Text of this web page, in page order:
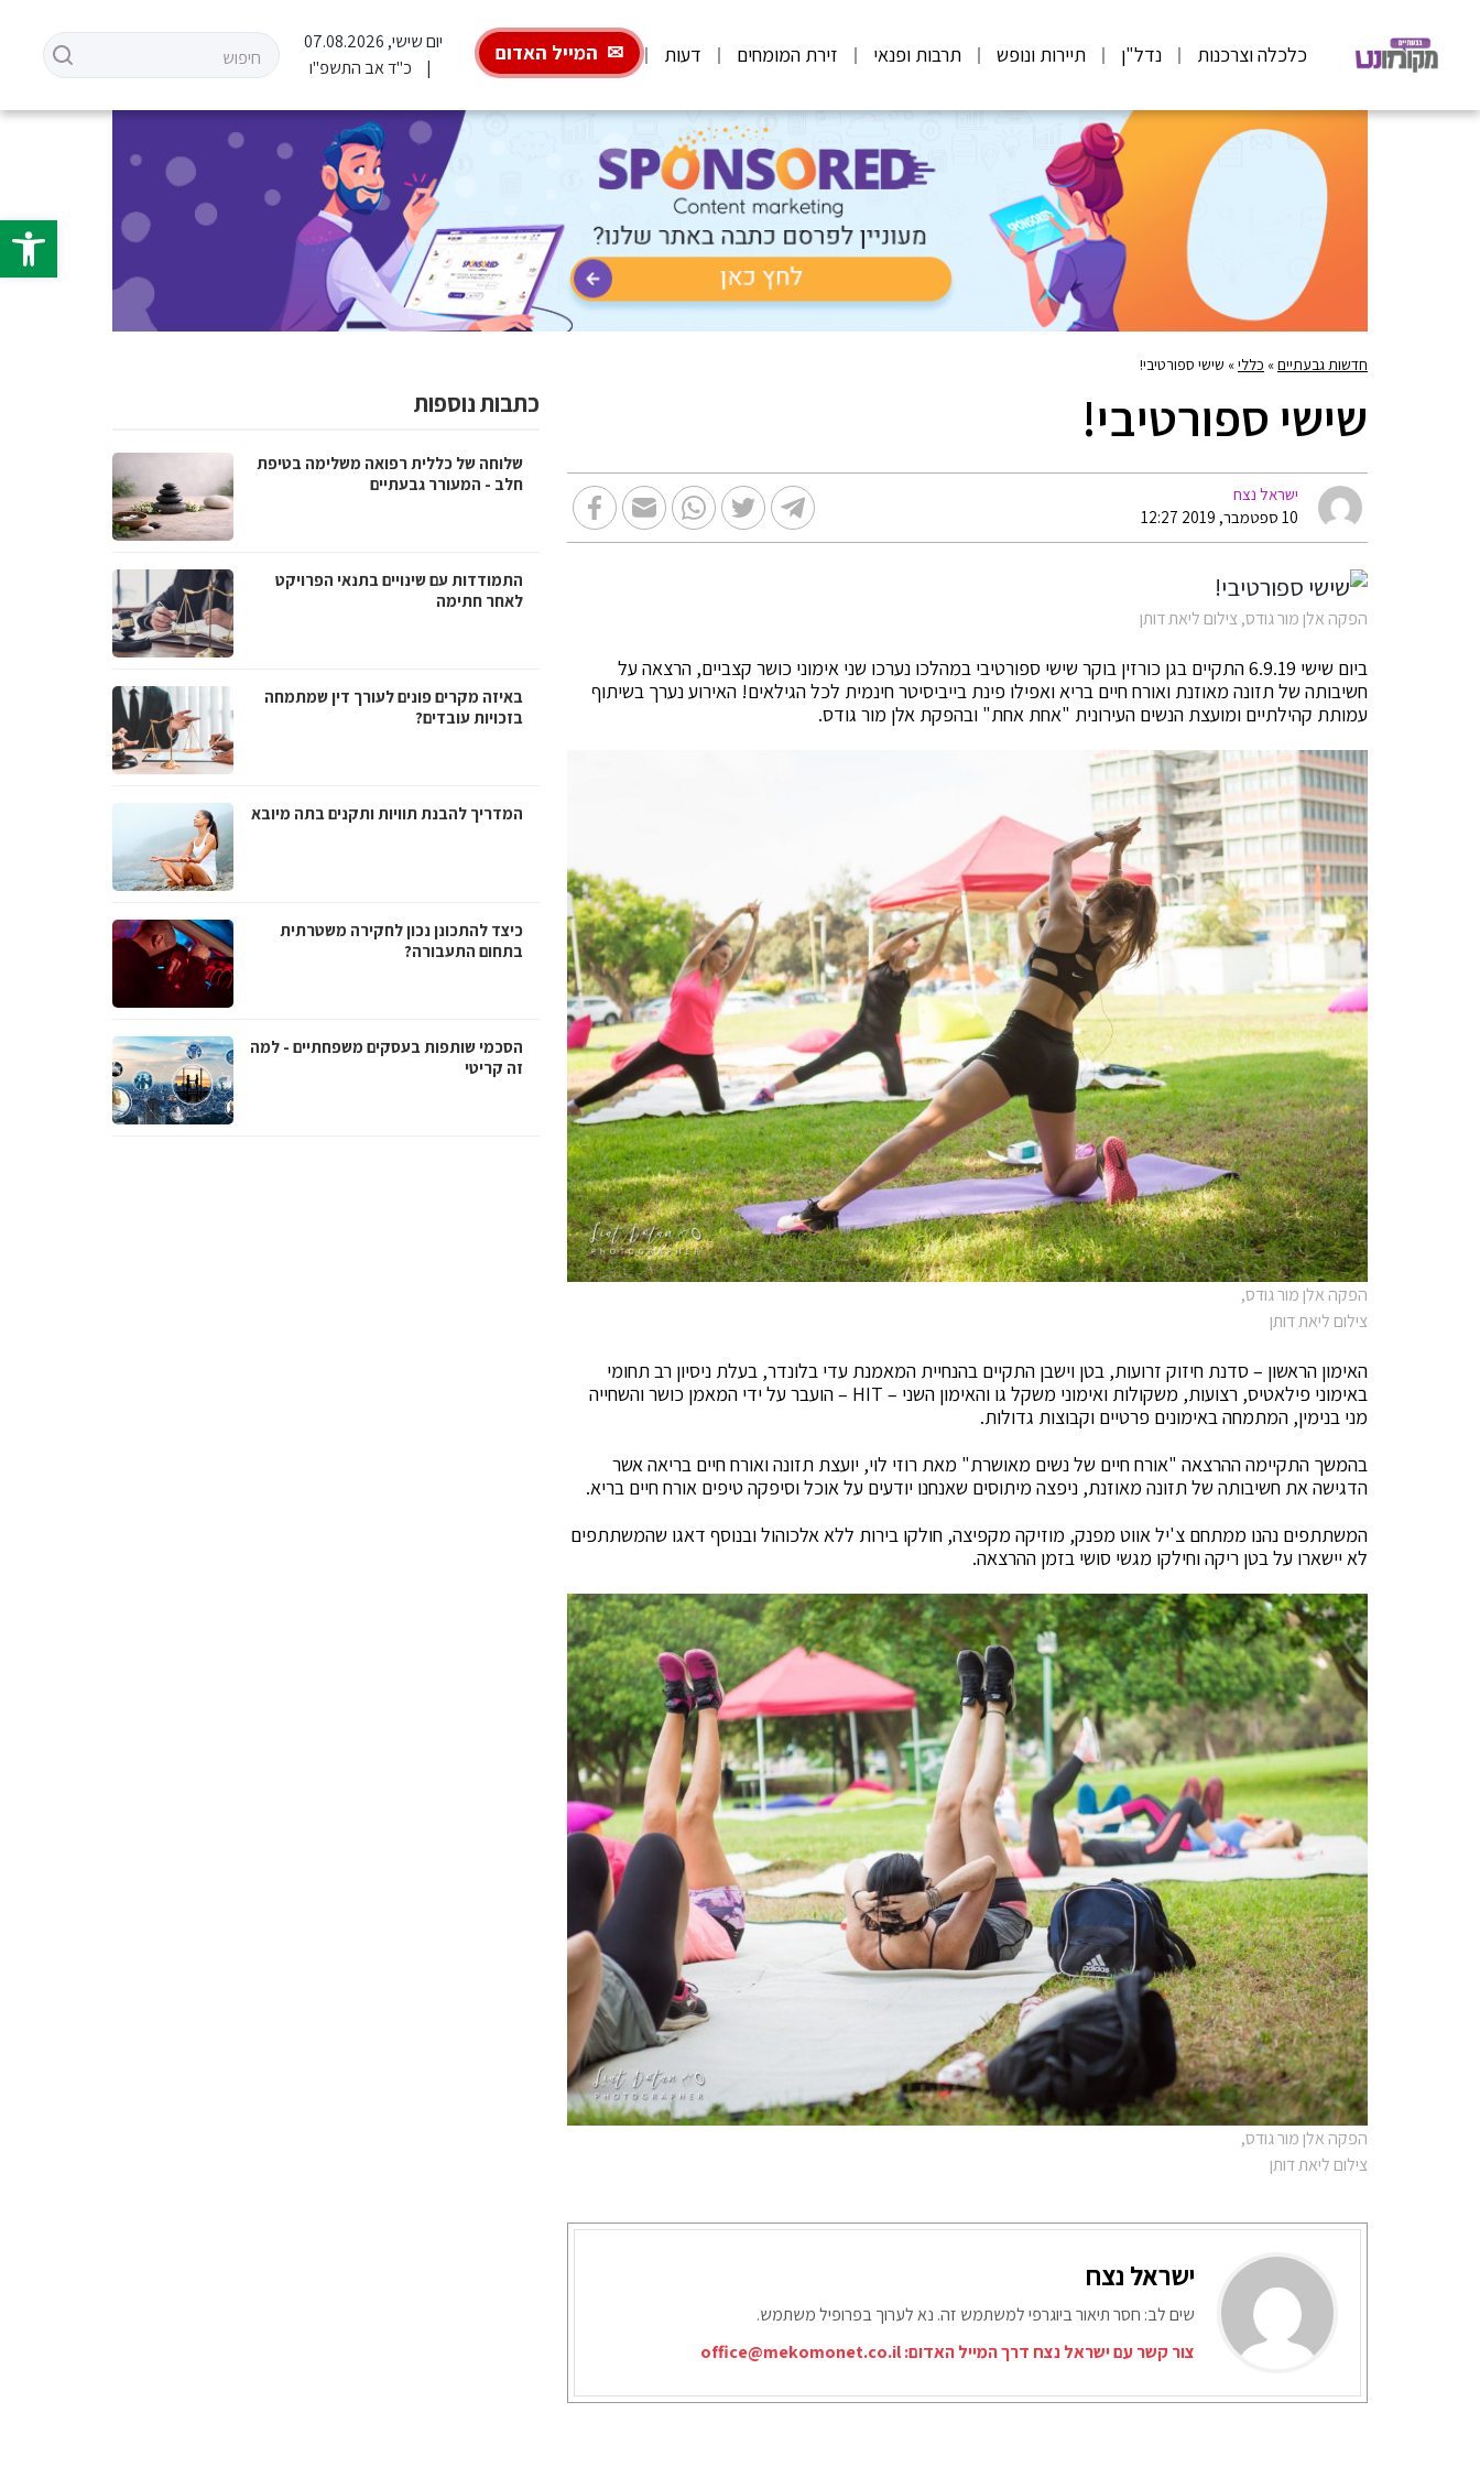
פתח
כלכלה וצרכנות נדל"ן תיירות ונופש תרבות ופנאי זירת המומחים דעות המייל האדום
יום שישי, 07.08.2026
כ"ד אב התשפ"ו
חדשות גבעתיים» כללי» שישי ספורטיבי!
שישי ספורטיבי!
ישראל נצח
10 ספטמבר, 2019 12:27
הפקה אלן מור גודס, צילום ליאת דותן
ביום שישי 6.9.19 התקיים בגן כורזין בוקר שישי ספורטיבי במהלכו נערכו שני אימוני כושר קצביים, הרצאה על
חשיבותה של תזונה מאוזנת ואורח חיים בריא ואפילו פינת בייביסיטר חינמית לכל הגילאים! האירוע נערך בשיתוף
עמותת קהילתיים ומועצת הנשים העירונית "אחת אחת" ובהפקת אלן מור גודס.
הפקה אלן מור גודס,
צילום ליאת דותן
האימון הראשון – סדנת חיזוק זרועות, בטן וישבן התקיים בהנחיית המאמנת עדי בלונדר, בעלת ניסיון רב תחומי
באימוני פילאטיס, רצועות, משקולות ואימוני משקל גו והאימון השני – HIT – הועבר על ידי המאמן כושר והשחייה
מני בנימין, המתמחה באימונים פרטיים וקבוצות גדולות.
בהמשך התקיימה ההרצאה "אורח חיים של נשים מאושרת" מאת רוזי לוי, יועצת תזונה ואורח חיים בריאה אשר
הדגישה את חשיבותה של תזונה מאוזנת, ניפצה מיתוסים שאנחנו יודעים על אוכל וסיפקה טיפים אורח חיים בריא.
המשתתפים נהנו ממתחם צ'יל אווט מפנק, מוזיקה מקפיצה, חולקו בירות ללא אלכוהול ובנוסף דאגו שהמשתתפים
לא יישארו על בטן ריקה וחילקו מגשי סושי בזמן ההרצאה.
הפקה אלן מור גודס,
צילום ליאת דותן
ישראל נצח
שים לב: חסר תיאור ביוגרפי למשתמש זה. נא לערוך בפרופיל משתמש.
צור קשר עם ישראל נצח דרך המייל האדום:office@mekomonet.co.il
כתבות נוספות
שלוחה של כללית רפואה משלימה בטיפת
חלב - המעורר גבעתיים
התמודדות עם שינויים בתנאי הפרויקט
לאחר חתימה
באיזה מקרים פונים לעורך דין שמתמחה
בזכויות עובדים?
המדריך להבנת תוויות ותקנים בתה מיובא
כיצד להתכונן נכון לחקירה משטרתית
בתחום התעבורה?
הסכמי שותפות בעסקים משפחתיים - למה
זה קריטי